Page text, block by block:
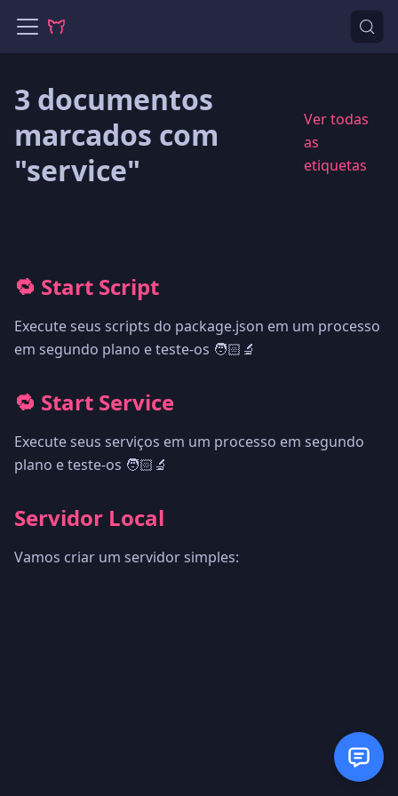
3 documentos
marcados com
"service"
Ver todas
as
etiquetas
🔁 Start Script
Execute seus scripts do package.json em um processo
em segundo plano e teste-os 🧑🏻‍🔬
🔁 Start Service
Execute seus serviços em um processo em segundo
plano e teste-os 🧑🏻‍🔬
Servidor Local
Vamos criar um servidor simples: